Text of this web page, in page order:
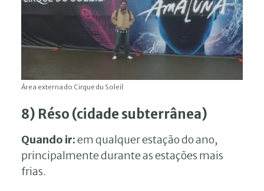
Área externa do Cirque du Soleil
8) Réso (cidade subterrânea)
Quando ir:em qualquer estação do ano,
principalmente durante as estações mais
frias.